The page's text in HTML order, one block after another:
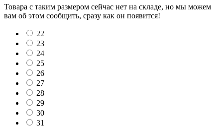
Товара с таким размером сейчас нет на складе, но мы можем
вам об этом сообщить, сразу как он появится!
22
23
24
25
26
27
28
29
30
31